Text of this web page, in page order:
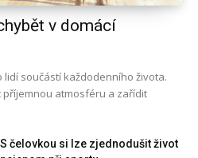
v domácí
součástí každodenního života.
příjemnou atmosféru a zařídit
S čelovkou si lze zjednodušit život